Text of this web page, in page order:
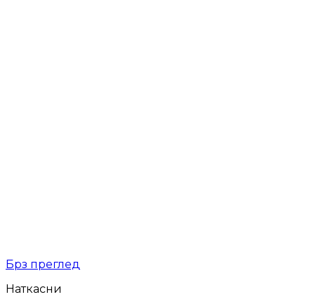
Брз преглед
Наткасни